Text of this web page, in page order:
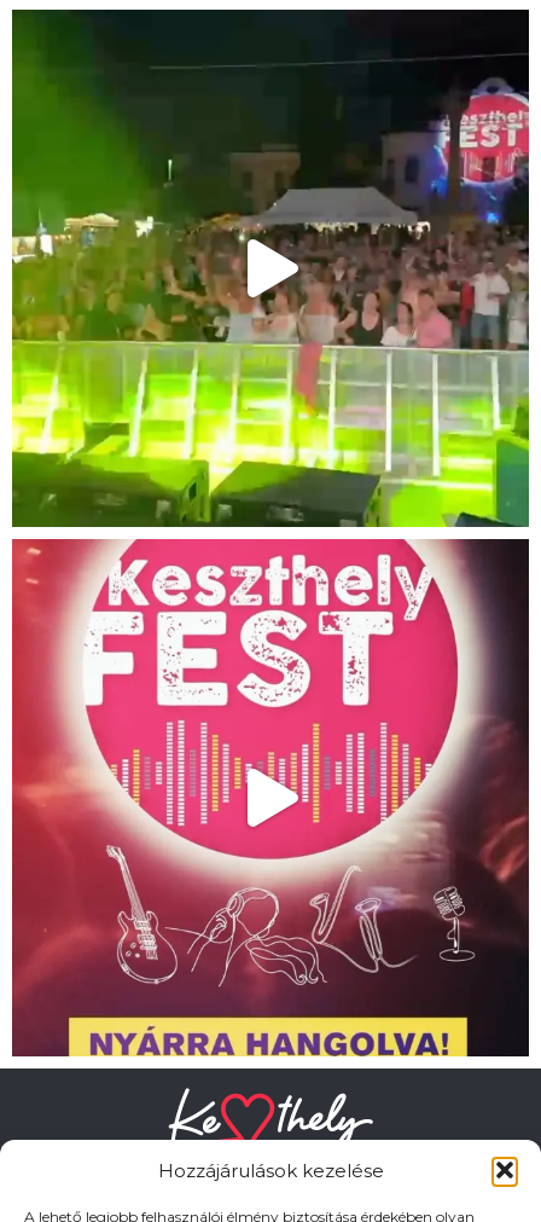
Hozzájárulások kezelése
A lehető legjobb felhasználói élmény biztosítása érdekében olyan